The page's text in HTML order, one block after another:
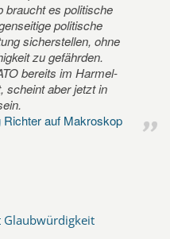
braucht es politische
politische
sicherstellen, ohne
zu gefährden.
bereits im Harmel-
scheint aber jetzt in
auf Makroskop
Glaubwürdigkeit